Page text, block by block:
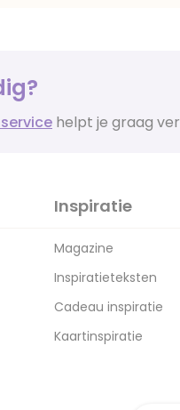
helpt je graag
Inspiratie
Magazine
Inspiratieteksten
Cadeau inspiratie
Kaartinspiratie